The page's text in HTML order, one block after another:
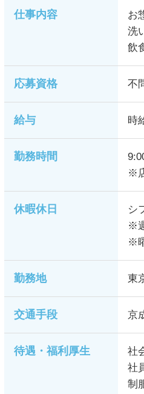
仕事内容
お
洗
飲
応募資格 不
給与 時
勤務時間
※
休暇休日
シ
※
※
勤務地 東
交通手段 京
待遇・福利厚生
社
社
制